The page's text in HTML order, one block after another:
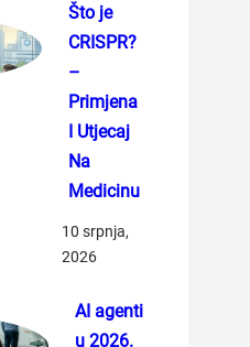
Što je
CRISPR?
–
Primjena
I Utjecaj
Na
Medicinu
10 srpnja,
2026
AI agenti
u 2026.